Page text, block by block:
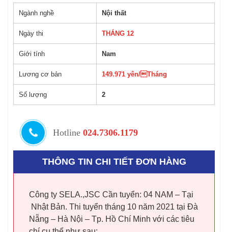
Ngành nghề Nội thất
Ngày thi THÁNG 12
Giới tính Nam
Lương cơ bản 149.971 yên/Tháng
Số lượng 2
Hotline 024.7306.1179
THÔNG TIN CHI TIẾT ĐƠN HÀNG
Công ty SELA.,JSC Cần tuyển: 04 NAM – Tại
Nhật Bản. Thi tuyển tháng 10 năm 2021 tại Đà
Nẵng – Hà Nội – Tp. Hồ Chí Minh với các tiêu